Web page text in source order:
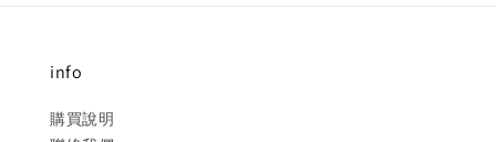
info
購買說明